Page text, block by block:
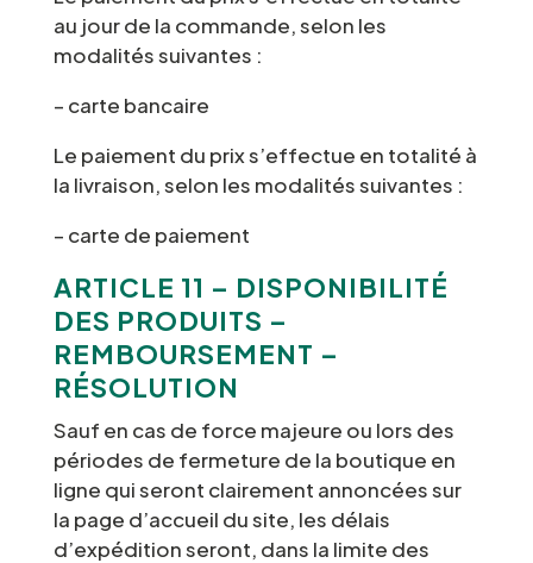
au jour de la commande, selon les
modalités suivantes :
– carte bancaire
Le paiement du prix s’effectue en totalité à
la livraison, selon les modalités suivantes :
– carte de paiement
ARTICLE 11 – DISPONIBILITÉ
DES PRODUITS –
REMBOURSEMENT –
RÉSOLUTION
Sauf en cas de force majeure ou lors des
périodes de fermeture de la boutique en
ligne qui seront clairement annoncées sur
la page d’accueil du site, les délais
d’expédition seront, dans la limite des